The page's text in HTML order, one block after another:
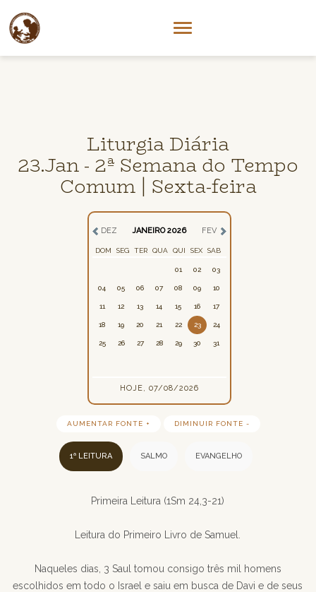
Liturgia Diária
23.Jan - 2ª Semana do Tempo
Comum | Sexta-feira
DEZ JANEIRO 2026 FEV
DOM SEG TER QUA QUI SEX SAB
01 02 03
04 05 06 07 08 09 10
11 12 13 14 15 16 17
18 19 20 21 22 23 24
25 26 27 28 29 30 31
HOJE, 07/08/2026
AUMENTAR FONTE + DIMINUIR FONTE -
1ª LEITURA SALMO EVANGELHO
Primeira Leitura (1Sm 24,3-21)
Leitura do Primeiro Livro de Samuel.
Naqueles dias, 3 Saul tomou consigo três mil homens
escolhidos em todo o Israel e saiu em busca de Davi e de seus